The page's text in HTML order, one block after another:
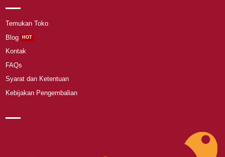
Temukan Toko
Blog
Kontak
FAQs
Syarat dan Ketentuan
Kebijakan Pengembalian